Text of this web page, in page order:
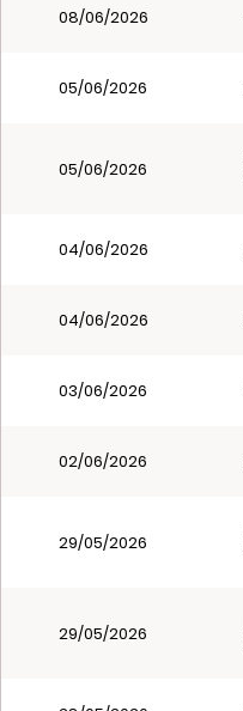
08/06/2026
05/06/2026
05/06/2026
04/06/2026
04/06/2026
03/06/2026
02/06/2026
29/05/2026
29/05/2026